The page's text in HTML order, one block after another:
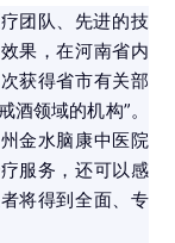
团队、先进的技
果，在河南省内
获得省市有关部
酒领域的机构”。
金水脑康中医院
服务，还可以感
将得到全面、专